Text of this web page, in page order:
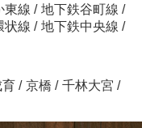
東線 / 地下鉄谷町線 /
状線 / 地下鉄中央線 /
育 / 京橋 / 千林大宮 /